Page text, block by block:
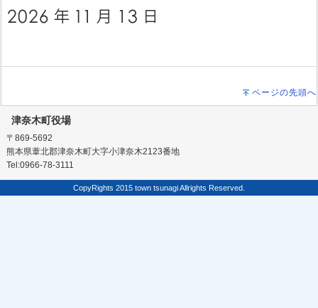
ページの先頭へ
津奈木町役場
〒869-5692
熊本県葦北郡津奈木町大字小津奈木2123番地
Tel:0966-78-3111
CopyRights 2015 town tsunagi Allrights Reserved.